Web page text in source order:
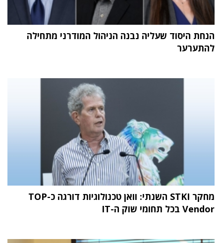
הנחת היסוד שעליה נבנה הניהול המודרני מתחילה
להתערער
מחקר STKI השנתי: וואן טכנולוגיות דורגה כ-TOP
Vendor בכל תחומי שוק ה-IT